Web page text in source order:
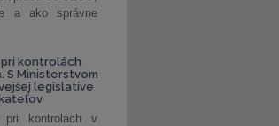
a ako správne
kontrolách
S Ministerstvom
legislatíve
pri kontrolách v